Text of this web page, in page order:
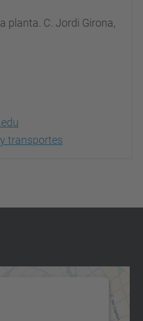
planta. C. Jordi Girona,
transportes